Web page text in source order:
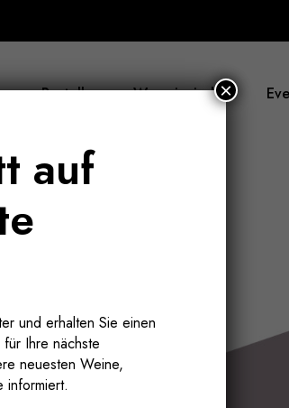
Bestellen Wer wir sind
auf
und erhalten Sie einen
Ihre nächste
neuesten Weine,
informiert.
×